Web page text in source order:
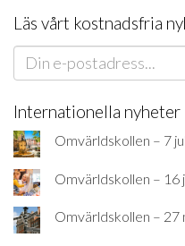
Läs vårt kostnadsfria
Internationella nyheter
Omvärldskollen – 7
Omvärldskollen – 16
Omvärldskollen – 27